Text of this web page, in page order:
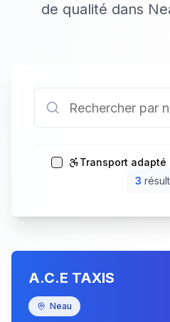
de qualité dans
Transport adapté
3
A.C.E TAXIS
Neau